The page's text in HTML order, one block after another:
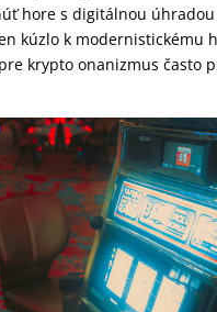
hore s digitálnou
kúzlo k modernistickému
krypto onanizmus často